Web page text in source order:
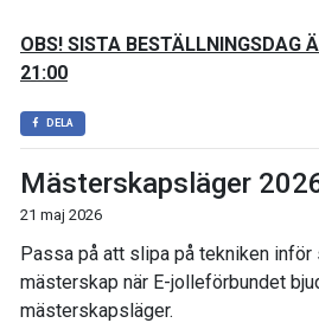
OBS! SISTA BESTÄLLNINGSDAG
21:00
DELA
Mästerskapsläger
21 maj 2026
Passa på att slipa på tekniken inför
mästerskap när E-jolleförbundet
mästerskapsläger.